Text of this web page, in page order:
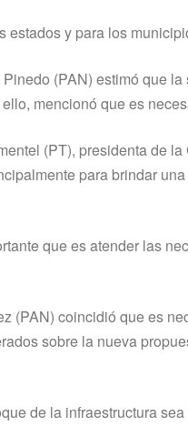
estados y para los
(PAN) estimó que
mencionó que es
(PT), presidenta de
para brindar
que es atender las
(PAN) coincidió que es
sobre la nueva
de la infraestructura sea